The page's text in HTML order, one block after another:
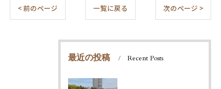
< 前のページ 一覧に戻る 次のページ >
最近の投稿 Recent Posts